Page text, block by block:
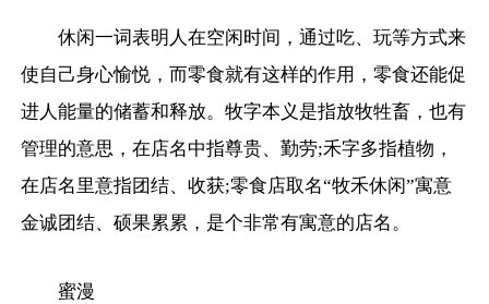
休闲一词表明人在空闲时间，通过吃、玩等方式来
使自己身心愉悦，而零食就有这样的作用，零食还能促
进人能量的储蓄和释放。牧字本义是指放牧牲畜，也有
管理的意思，在店名中指尊贵、勤劳;禾字多指植物，
在店名里意指团结、收获;零食店取名“牧禾休闲”寓意
金诚团结、硕果累累，是个非常有寓意的店名。
蜜漫